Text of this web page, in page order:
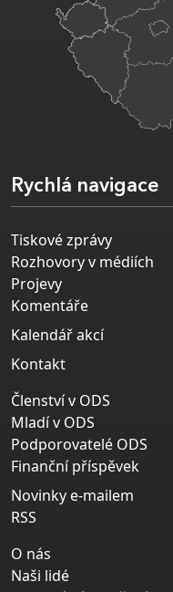
Rychlá navigace
Tiskové zprávy
Rozhovory v médiích
Projevy
Komentáře
Kalendář akcí
Kontakt
Členství v ODS
Mladí v ODS
Podporovatelé ODS
Finanční příspěvek
Novinky e-mailem
RSS
O nás
Naši lidé